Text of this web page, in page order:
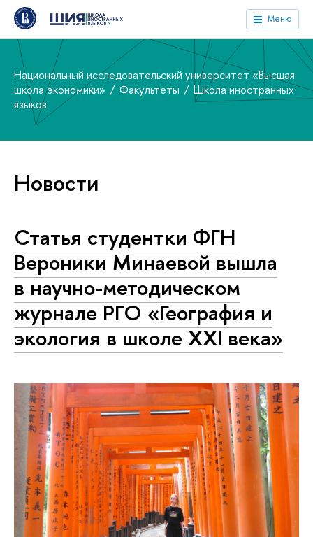
Меню
Национальный исследовательский университет «Высшая
школа экономики»
Факультеты
Школа иностранных
языков
Новости
Статья студентки ФГН
Вероники Минаевой вышла
в научно-методическом
журнале РГО «География и
экология в школе XXI века»